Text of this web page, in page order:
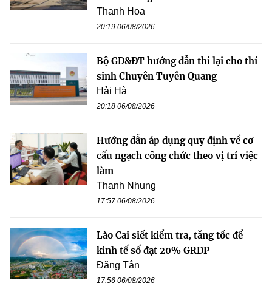
Thanh Hoa
20:19 06/08/2026
Bộ GD&ĐT hướng dẫn thi lại cho thí
sinh Chuyên Tuyên Quang
Hải Hà
20:18 06/08/2026
Hướng dẫn áp dụng quy định về cơ
cấu ngạch công chức theo vị trí việc
làm
Thanh Nhung
17:57 06/08/2026
Lào Cai siết kiểm tra, tăng tốc để
kinh tế số đạt 20% GRDP
Đăng Tân
17:56 06/08/2026